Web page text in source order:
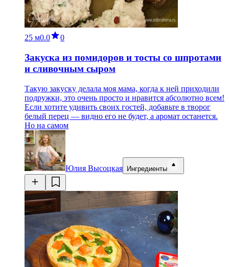
25 м0.0 0
Закуска из помидоров и тосты со шпротами
и сливочным сыром
Такую закуску делала моя мама, когда к ней приходили
подружки, это очень просто и нравится абсолютно всем!
Если хотите удивить своих гостей, добавьте в творог
белый перец — видно его не будет, а аромат останется.
Но на самом
Юлия Высоцкая Ингредиенты